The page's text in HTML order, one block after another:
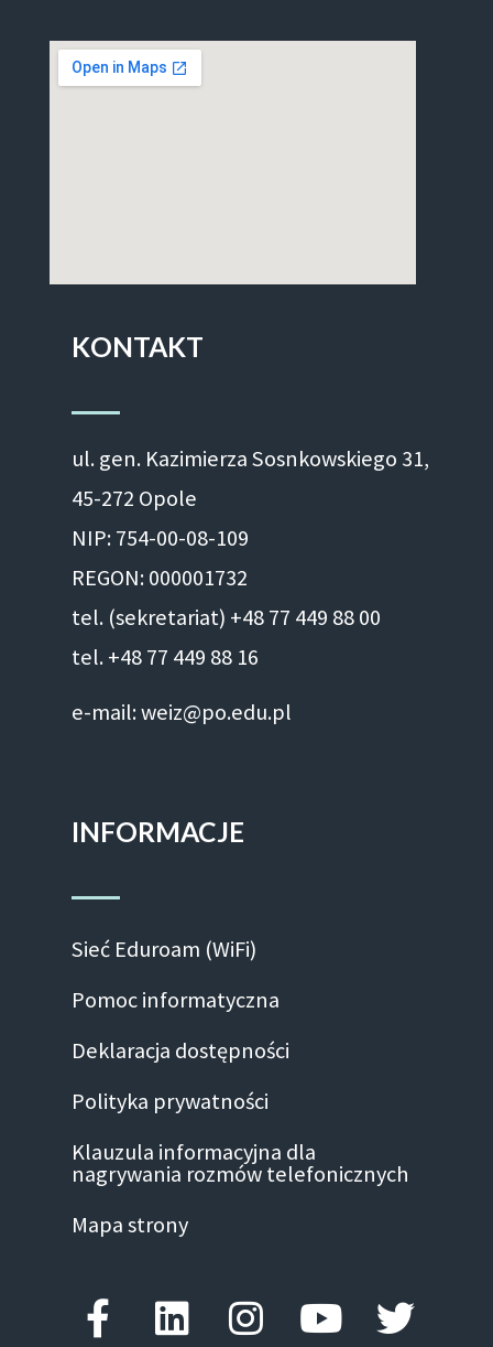
KONTAKT
ul. gen. Kazimierza Sosnkowskiego 31,
45-272 Opole
NIP: 754-00-08-109
REGON: 000001732
tel. (sekretariat) +48 77 449 88 00
tel. +48 77 449 88 16
e-mail: weiz@po.edu.pl
INFORMACJE
Sieć Eduroam (WiFi)
Pomoc informatyczna
Deklaracja dostępności
Polityka prywatności
Klauzula informacyjna dla
nagrywania rozmów telefonicznych
Mapa strony
Facebook-f
LinkedinInstagram
Youtube